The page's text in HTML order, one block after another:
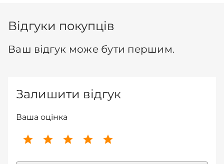
Відгуки покупців
Ваш відгук може бути першим.
Залишити відгук
Ваша оцінка